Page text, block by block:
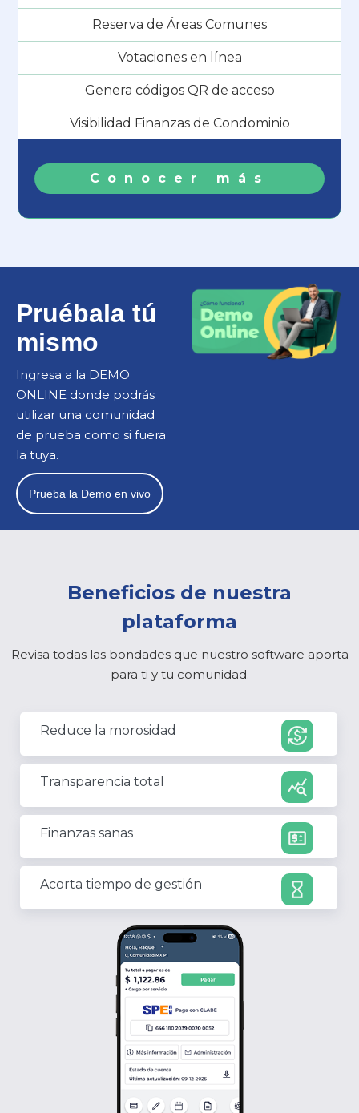
Reserva de Áreas Comunes
Votaciones en línea
Genera códigos QR de acceso
Visibilidad Finanzas de Condominio
Conocer más
Pruébala tú
mismo
Ingresa a la DEMO
ONLINE donde podrás
utilizar una comunidad
de prueba como si fuera
la tuya.
Prueba la Demo en vivo
Beneficios de nuestra
plataforma
Revisa todas las bondades que nuestro software aporta
para ti y tu comunidad.
Reduce la morosidad currency_exchange
Transparencia total query_stats
Finanzas sanas price_change
Acorta tiempo de gestión hourglass_empty